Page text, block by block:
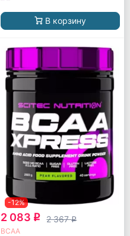
В корзину
-12%
2 083 q 2 367q
ВСАА